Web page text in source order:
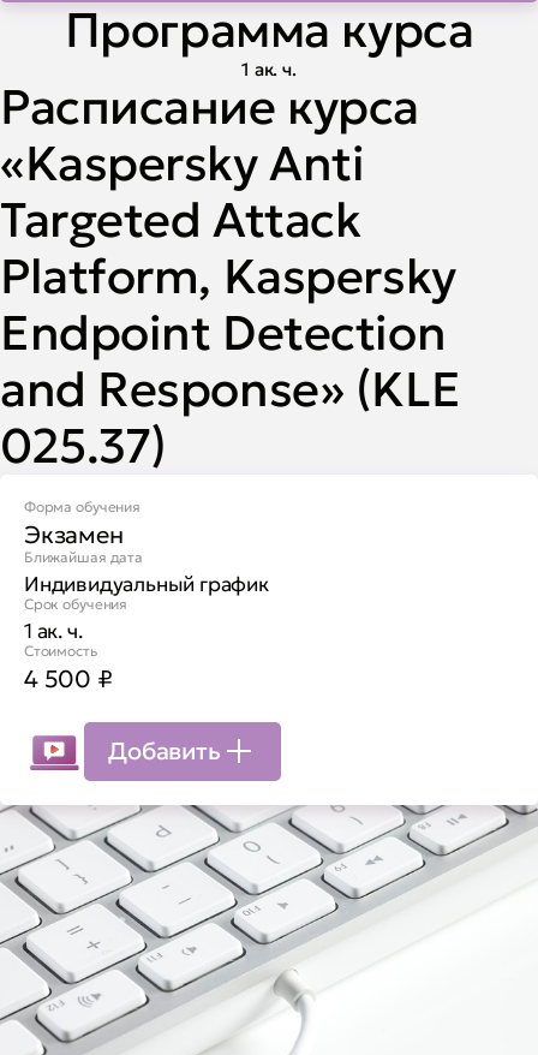
Программа курса
1 ак. ч.
Расписание курса
«Kaspersky Anti
Targeted Attack
Platform, Kaspersky
Endpoint Detection
and Response» (KLE
025.37)
Форма обучения
Экзамен
Ближайшая дата
Индивидуальный график
Срок обучения
1 ак. ч.
Стоимость
4 500 ₽
Добавить